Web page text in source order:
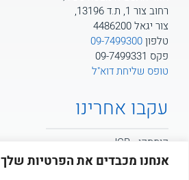
אנחנו מכבדים את הפרטיות שלך
רחוב צור 1, ת.ד 13196,
צור יגאל 4486200
טלפון09-7499300
פקס 09-7499331
טופס שליחת דוא"ל
עקבו אחרינו
קומסקו - JCB